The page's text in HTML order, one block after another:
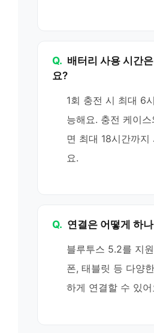
Q. 배터리 사용 시간
요?
1회 충전 시 최대 6
능해요. 충전 케이
면 최대 18시간까지
요.
Q. 연결은 어떻게 하
블루투스 5.2를 지
폰, 태블릿 등 다양
하게 연결할 수 있어